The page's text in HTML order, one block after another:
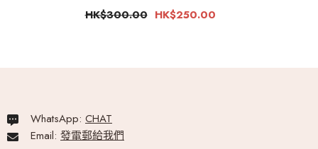
（1片）
HK$300.00 HK$250.00
WhatsApp: CHAT
Email: 發電郵給我們